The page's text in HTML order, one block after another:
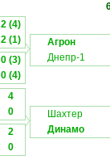
2 (4)
2 (1)
0 (3)
0 (4)
Агрон
Днепр-1
4
0
2
0
Шахтер
Динамо